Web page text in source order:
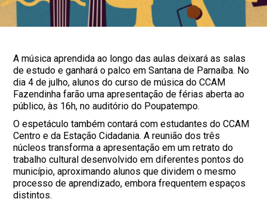
A música aprendida ao longo das aulas deixará as salas
de estudo e ganhará o palco em Santana de Parnaíba. No
dia 4 de julho, alunos do curso de música do CCAM
Fazendinha farão uma apresentação de férias aberta ao
público, às 16h, no auditório do Poupatempo.
O espetáculo também contará com estudantes do CCAM
Centro e da Estação Cidadania. A reunião dos três
núcleos transforma a apresentação em um retrato do
trabalho cultural desenvolvido em diferentes pontos do
município, aproximando alunos que dividem o mesmo
processo de aprendizado, embora frequentem espaços
distintos.